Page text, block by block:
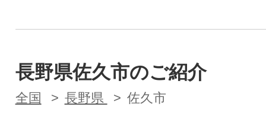
長野県佐久市のご紹介
全国 長野県 佐久市